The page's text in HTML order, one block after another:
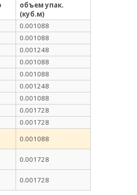
объем упак.
(куб.м)
0.001088
0.001088
0.001248
0.001088
0.001088
0.001248
0.001088
0.001728
0.001728
0.001088
0.001728
0.001728